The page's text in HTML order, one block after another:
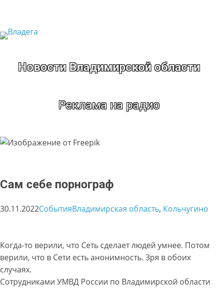
содержимому
Новости Владимирской области
Реклама на радио
Сам себе порнограф
30.11.2022СобытияВладимирская область, Кольчугино
Когда-то верили, что Сеть сделает людей умнее. Потом
верили, что в Сети есть анонимность. Зря в обоих
случаях.
Сотрудниками УМВД России по Владимирской области